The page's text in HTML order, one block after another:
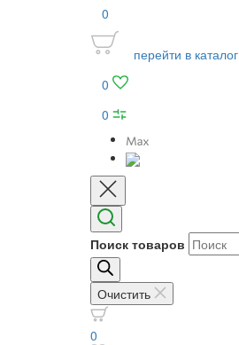
0
перейти в каталог
0
0
Поиск товаров
Очистить
0